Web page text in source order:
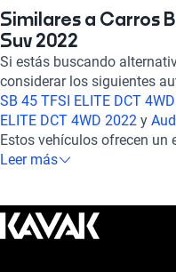
Equipado con tecnología
CarPlay y Android Auto,
avanzados como bolsas de
ABS y asistencia de
detalles de lujo como
rines de aleación de 21
4WD 2022 es la
¡Haz tuya esta experiencia
Kavak!
Similares a Carros
Suv 2022
Si estás buscando
considerar los siguientes
SB 45 TFSI ELITE DCT
ELITE DCT 4WD 2022 y
Estos vehículos ofrecen un
tecnología avanzada,
encontrar el auto que se
necesidades y preferencias.
Leer más